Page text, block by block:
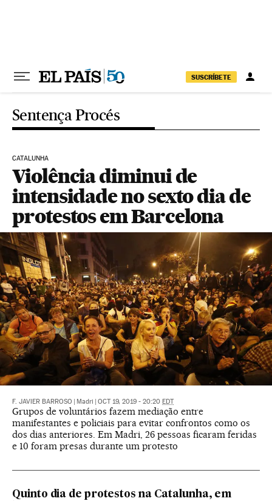
SUSCRÍBETE
Sentença Procés
CATALUNHA
Violência diminui de
intensidade no sexto dia de
protestos em Barcelona
F. JAVIER BARROSO Madri OCT 19, 2019 - 20:20 EDT
Grupos de voluntários fazem mediação entre
manifestantes e policiais para evitar confrontos como os
dos dias anteriores. Em Madri, 26 pessoas ficaram feridas
e 10 foram presas durante um protesto
Quinto dia de protestos na Catalunha, em